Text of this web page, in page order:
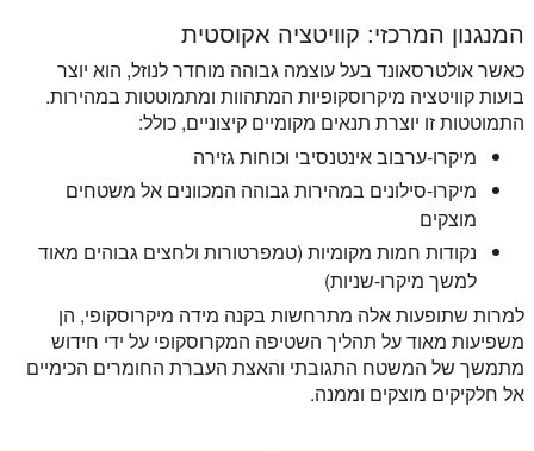
המנגנון המרכזי: קוויטציה אקוסטית
כאשר אולטרסאונד בעל עוצמה גבוהה מוחדר לנוזל, הוא יוצר
בועות קוויטציה מיקרוסקופיות המתהוות ומתמוטטות במהירות.
התמוטטות זו יוצרת תנאים מקומיים קיצוניים, כולל:
מיקרו-ערבוב אינטנסיבי וכוחות גזירה
מיקרו-סילונים במהירות גבוהה המכוונים אל משטחים
מוצקים
נקודות חמות מקומיות (טמפרטורות ולחצים גבוהים מאוד
למשך מיקרו-שניות)
למרות שתופעות אלה מתרחשות בקנה מידה מיקרוסקופי, הן
משפיעות מאוד על תהליך השטיפה המקרוסקופי על ידי חידוש
מתמשך של המשטח התגובתי והאצת העברת החומרים הכימיים
אל חלקיקים מוצקים וממנה.